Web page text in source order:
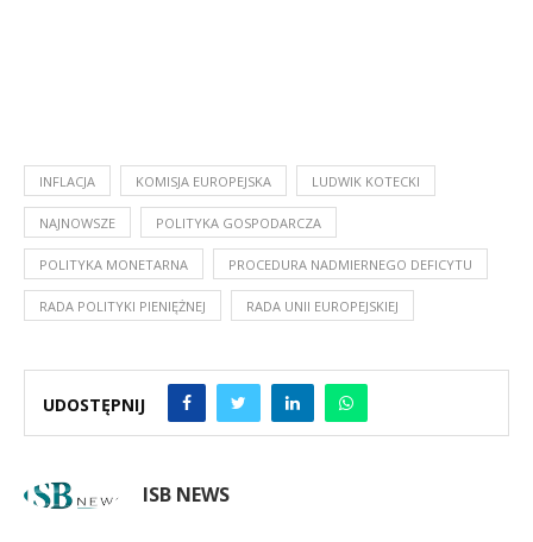
INFLACJA KOMISJA EUROPEJSKA LUDWIK KOTECKI
NAJNOWSZE POLITYKA GOSPODARCZA
POLITYKA MONETARNA PROCEDURA NADMIERNEGO DEFICYTU
RADA POLITYKI PIENIĘŻNEJ RADA UNII EUROPEJSKIEJ
UDOSTĘPNIJ
ISB NEWS